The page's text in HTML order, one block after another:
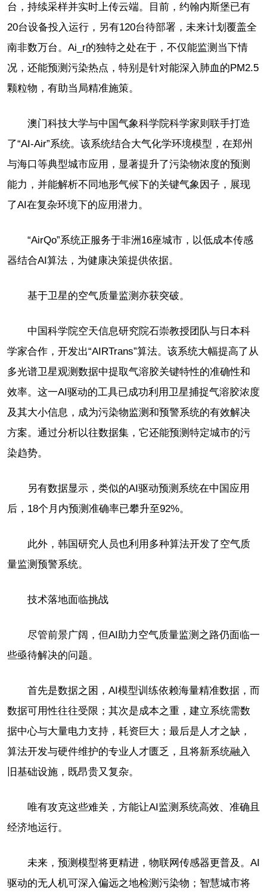
台，持续采样并实时上传云端。目前，约翰内斯堡已有
20台设备投入运行，另有120台待部署，未来计划覆盖全
南非数万台。Ai_r的独特之处在于，不仅能监测当下情
况，还能预测污染热点，特别是针对能深入肺血的PM2.5
颗粒物，有助当局精准施策。
澳门科技大学与中国气象科学院科学家则联手打造
了“AI-Air”系统。该系统结合大气化学环境模型，在郑州
与海口等典型城市应用，显著提升了污染物浓度的预测
能力，并能解析不同地形气候下的关键气象因子，展现
了AI在复杂环境下的应用潜力。
“AirQo”系统正服务于非洲16座城市，以低成本传感
器结合AI算法，为健康决策提供依据。
基于卫星的空气质量监测亦获突破。
中国科学院空天信息研究院石崇教授团队与日本科
学家合作，开发出“AIRTrans”算法。该系统大幅提高了从
多光谱卫星观测数据中提取气溶胶关键特性的准确性和
效率。这一AI驱动的工具已成功利用卫星捕捉气溶胶浓度
及其大小信息，成为污染物监测和预警系统的有效解决
方案。通过分析以往数据集，它还能预测特定城市的污
染趋势。
另有数据显示，类似的AI驱动预测系统在中国应用
后，18个月内预测准确率已攀升至92%。
此外，韩国研究人员也利用多种算法开发了空气质
量监测预警系统。
技术落地面临挑战
尽管前景广阔，但AI助力空气质量监测之路仍面临一
些亟待解决的问题。
首先是数据之困，AI模型训练依赖海量精准数据，而
数据可用性往往受限；其次是成本之重，建立系统需数
据中心与大量电力支持，耗资巨大；最后是人才之缺，
算法开发与硬件维护的专业人才匮乏，且将新系统融入
旧基础设施，既昂贵又复杂。
唯有攻克这些难关，方能让AI监测系统高效、准确且
经济地运行。
未来，预测模型将更精进，物联网传感器更普及。AI
驱动的无人机可深入偏远之地检测污染物；智慧城市将